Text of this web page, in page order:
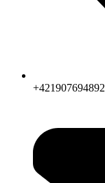
+421907694892